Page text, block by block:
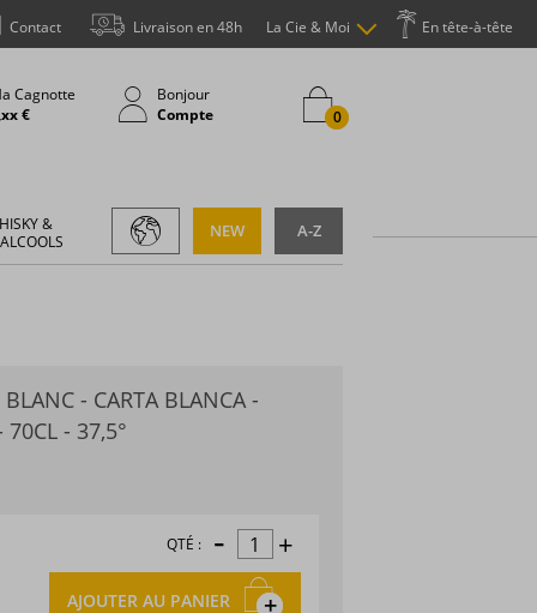
En tête-à-tête
La Cie & Moi
Livraison en 48h
Contact
Cagnotte
€
Bonjour
Compte
0
&
A-Z
NEW
- CARTA BLANCA -
70CL - 37,5°
QTÉ : - +
AJOUTER AU PANIER